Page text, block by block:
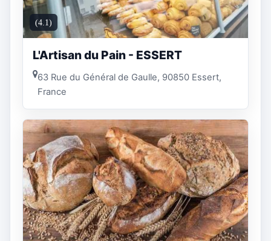
(4.1)
L'Artisan du Pain - ESSERT
63 Rue du Général de Gaulle, 90850 Essert,
France